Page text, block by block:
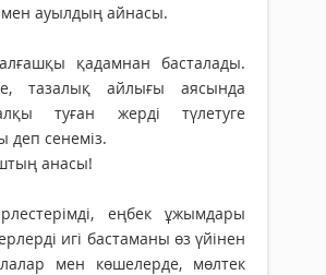
мен ауылдың айнасы.
қадамнан басталады.
тазалық айлығы аясында
туған жерді түлетуге
деп сенеміз.
анасы!
еңбек ұжымдары
игі бастаманы өз үйінен
мен көшелерде, мөлтек